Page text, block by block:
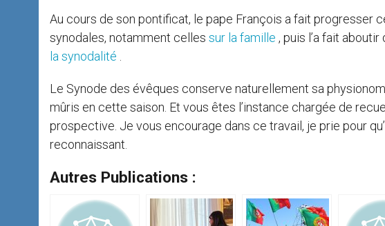
Au cours de son pontificat, le pape François a fait
synodales, notamment celles sur la famille , puis l’a fait
la synodalité
Le Synode des évêques conserve naturellement sa
mûris en cette saison. Et vous êtes l’instance chargée de
prospective. Je vous encourage dans ce travail, je prie pour
reconnaissant.
Autres Publications :